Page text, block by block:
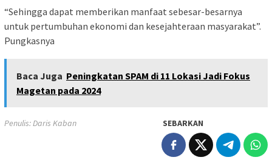
“Sehingga dapat memberikan manfaat sebesar-besarnya
untuk pertumbuhan ekonomi dan kesejahteraan masyarakat”.
Pungkasnya
Baca Juga Peningkatan SPAM di 11 Lokasi Jadi Fokus
Magetan pada 2024
Penulis: Daris Kaban SEBARKAN